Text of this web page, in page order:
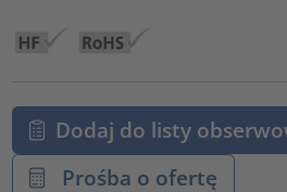
Dodaj do listy
Prośba o ofertę